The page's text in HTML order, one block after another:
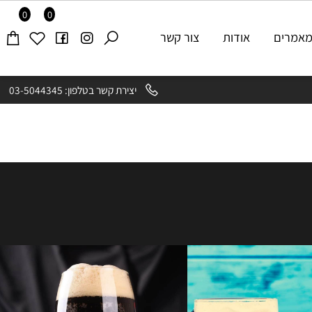
יצירת קשר בטלפון: 03-5044345
0 0
אודות צור קשר